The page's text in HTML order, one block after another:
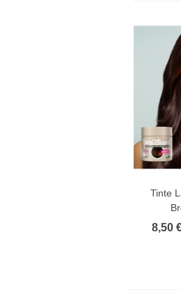
Tinte
8,50